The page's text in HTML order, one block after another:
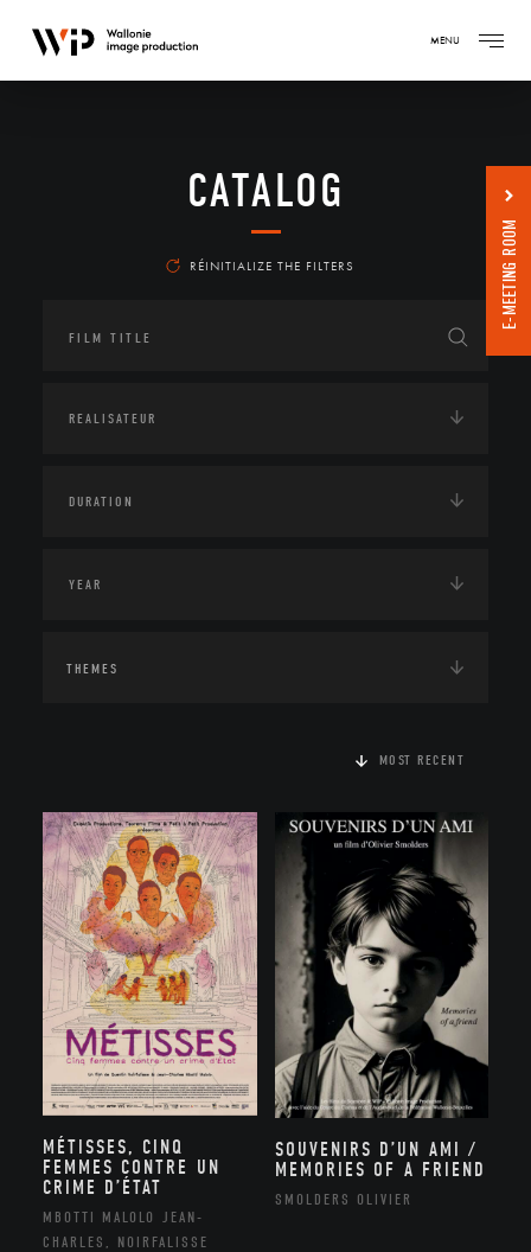
MENU
CATALOG
RÉINITIALIZE THE FILTERS
THEMES
MOST RECENT
MÉTISSES, CINQ
FEMMES CONTRE UN
CRIME D’ÉTAT
MBOTTI MALOLO JEAN-
CHARLES, NOIRFALISSE
SOUVENIRS D’UN AMI /
MEMORIES OF A FRIEND
SMOLDERS OLIVIER
E-MEETING ROOM